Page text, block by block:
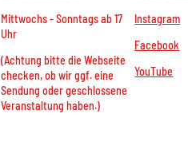
Mittwochs - Sonntags ab 17
Uhr
(Achtung bitte die Webseite
checken, ob wir ggf. eine
Sendung oder geschlossene
Veranstaltung haben.)
Instagram
Facebook
YouTube